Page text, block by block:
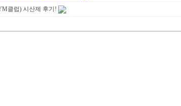
클럽) 시산제 후기!